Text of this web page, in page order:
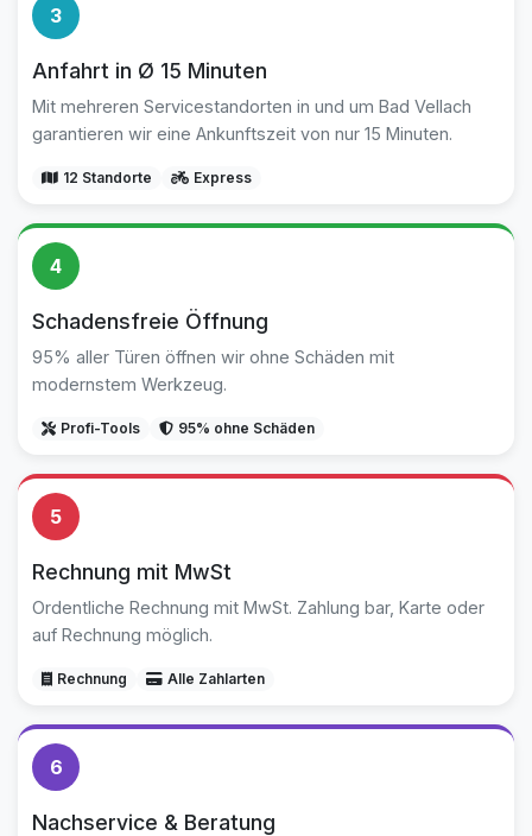
3
Anfahrt in Ø 15 Minuten
Mit mehreren Servicestandorten in und um Bad Vellach
garantieren wir eine Ankunftszeit von nur 15 Minuten.
12 Standorte Express
4
Schadensfreie Öffnung
95% aller Türen öffnen wir ohne Schäden mit
modernstem Werkzeug.
Profi-Tools 95% ohne Schäden
5
Rechnung mit MwSt
Ordentliche Rechnung mit MwSt. Zahlung bar, Karte oder
auf Rechnung möglich.
Rechnung Alle Zahlarten
6
Nachservice & Beratung